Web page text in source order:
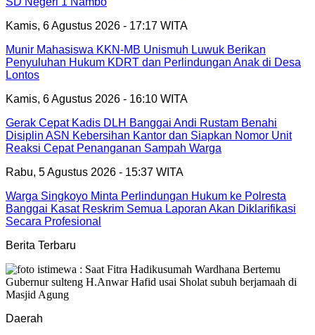
Kamis, 6 Agustus 2026 - 17:17 WITA
Munir Mahasiswa KKN-MB Unismuh Luwuk Berikan
Penyuluhan Hukum KDRT dan Perlindungan Anak di Desa
Lontos
Kamis, 6 Agustus 2026 - 16:10 WITA
Gerak Cepat Kadis DLH Banggai Andi Rustam Benahi
Disiplin ASN Kebersihan Kantor dan Siapkan Nomor Unit
Reaksi Cepat Penanganan Sampah Warga
Rabu, 5 Agustus 2026 - 15:37 WITA
Warga Singkoyo Minta Perlindungan Hukum ke Polresta
Banggai Kasat Reskrim Semua Laporan Akan Diklarifikasi
Secara Profesional
Berita Terbaru
Daerah